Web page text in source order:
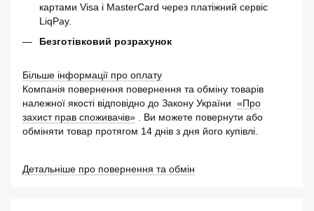
картами Visa і MasterCard через платіжний сервіс
LiqPay.
Безготівковий розрахунок
Більше інформації про оплату
Компанія повернення повернення та обміну товарів
належної якості відповідно до Закону України «Про
захист прав споживачів» . Ви можете повернути або
обміняти товар протягом 14 днів з дня його купівлі.
Детальніше про повернення та обмін